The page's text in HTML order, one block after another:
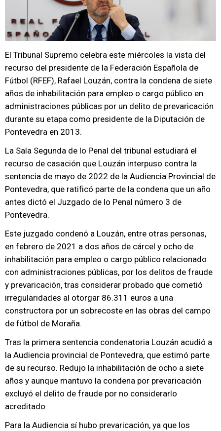
El Tribunal Supremo celebra este miércoles la vista del
recurso del presidente de la Federación Española de
Fútbol (RFEF), Rafael Louzán, contra la condena de siete
años de inhabilitación para empleo o cargo público en
administraciones públicas por un delito de prevaricación
durante su etapa como presidente de la Diputación de
Pontevedra en 2013.
La Sala Segunda de lo Penal del tribunal estudiará el
recurso de casación que Louzán interpuso contra la
sentencia de mayo de 2022 de la Audiencia Provincial de
Pontevedra, que ratificó parte de la condena que un año
antes dictó el Juzgado de lo Penal número 3 de
Pontevedra.
Este juzgado condenó a Louzán, entre otras personas,
en febrero de 2021 a dos años de cárcel y ocho de
inhabilitación para empleo o cargo público relacionado
con administraciones públicas, por los delitos de fraude
y prevaricación, tras considerar probado que cometió
irregularidades al otorgar 86.311 euros a una
constructora por un sobrecoste en las obras del campo
de fútbol de Moraña.
Tras la primera sentencia condenatoria Louzán acudió a
la Audiencia provincial de Pontevedra, que estimó parte
de su recurso. Redujo la inhabilitación de ocho a siete
años y aunque mantuvo la condena por prevaricación
excluyó el delito de fraude por no considerarlo
acreditado.
Para la Audiencia sí hubo prevaricación, ya que los